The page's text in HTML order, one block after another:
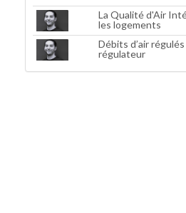
La Qualité d'Air
les logements
Débits d’air
régulateur